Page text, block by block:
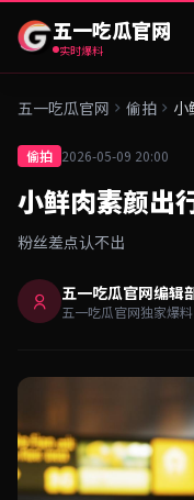
五一吃瓜官网
实时爆料
五一吃瓜官网 偷拍 小
偷拍 2026-05-09 20:00
小鲜肉素颜出
粉丝差点认不出
五一吃瓜官网编辑
五一吃瓜官网独家爆料